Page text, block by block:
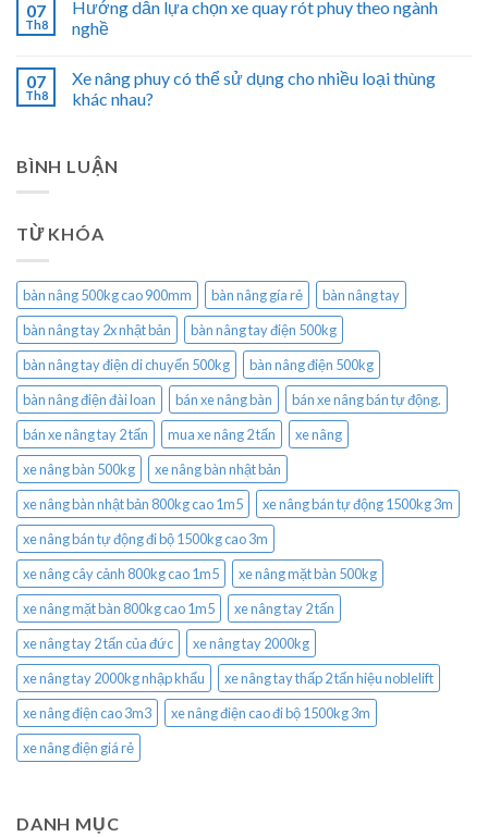
07
Th8
Hướng dẫn lựa chọn xe quay rót phuy theo ngành
nghề
07
Th8
Xe nâng phuy có thể sử dụng cho nhiều loại thùng
khác nhau?
BÌNH LUẬN
TỪ KHÓA
bàn nâng 500kg cao 900mm bàn nâng gía rẻ
bàn nâng tay
bàn nâng tay 2x nhật bản
bàn nâng tay điện 500kg
bàn nâng tay điện di chuyển 500kg
bàn nâng điện 500kg
bàn nâng điện đài loan
bán xe nâng bàn
bán xe nâng bán tự động.
bán xe nâng tay 2 tấn
mua xe nâng 2 tấn
xe nâng
xe nâng bàn 500kg
xe nâng bàn nhật bản
xe nâng bàn nhật bản 800kg cao 1m5
xe nâng bán tự động 1500kg 3m
xe nâng bán tự động đi bộ 1500kg cao 3m
xe nâng cây cảnh 800kg cao 1m5
xe nâng mặt bàn 500kg
xe nâng mặt bàn 800kg cao 1m5
xe nâng tay 2 tấn
xe nâng tay 2 tấn của đức
xe nâng tay 2000kg
xe nâng tay 2000kg nhập khẩu
xe nâng tay thấp 2 tấn hiệu noblelift
xe nâng điện cao 3m3
xe nâng điện cao đi bộ 1500kg 3m
xe nâng điện giá rẻ
DANH MỤC